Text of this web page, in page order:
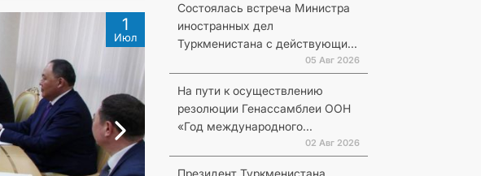
1
Июл
Состоялась встреча Министра
иностранных дел
Туркменистана с действующи...
05 Авг 2026
На пути к осуществлению
резолюции Генассамблеи ООН
«Год международного...
02 Авг 2026
Президент Туркменистана